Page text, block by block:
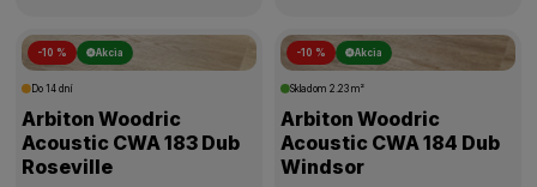
-10 % Akcia
Do 14 dní
Arbiton Woodric
Acoustic CWA 183 Dub
Roseville
-10 % Akcia
Skladom 2.23 m²
Arbiton Woodric
Acoustic CWA 184 Dub
Windsor